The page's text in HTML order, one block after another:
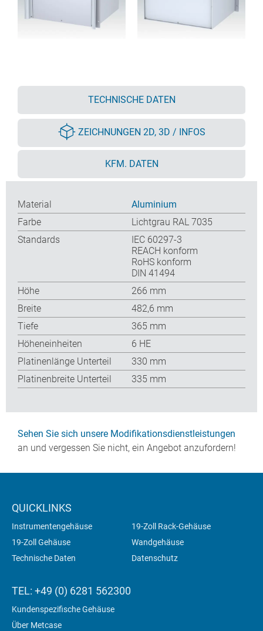
TECHNISCHE DATEN
ZEICHNUNGEN 2D, 3D / INFOS
KFM. DATEN
Material
Aluminium
Farbe
Lichtgrau RAL 7035
Standards
IEC 60297-3
REACH konform
RoHS konform
DIN 41494
Höhe
266 mm
Breite
482,6 mm
Tiefe
365 mm
Höheneinheiten
6 HE
Platinenlänge Unterteil
330 mm
Platinenbreite Unterteil
335 mm
Sehen Sie sich unsere Modifikationsdienstleistungen
an und vergessen Sie nicht, ein Angebot anzufordern!
QUICKLINKS
Instrumentengehäuse
19-Zoll Rack-Gehäuse
19-Zoll Gehäuse
Wandgehäuse
Technische Daten
Datenschutz
TEL: +49 (0) 6281 562300
Kundenspezifische Gehäuse
Über Metcase